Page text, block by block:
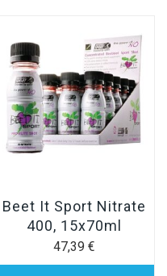
Beet It Sport Nitrate
400, 15x70ml
47,39 €